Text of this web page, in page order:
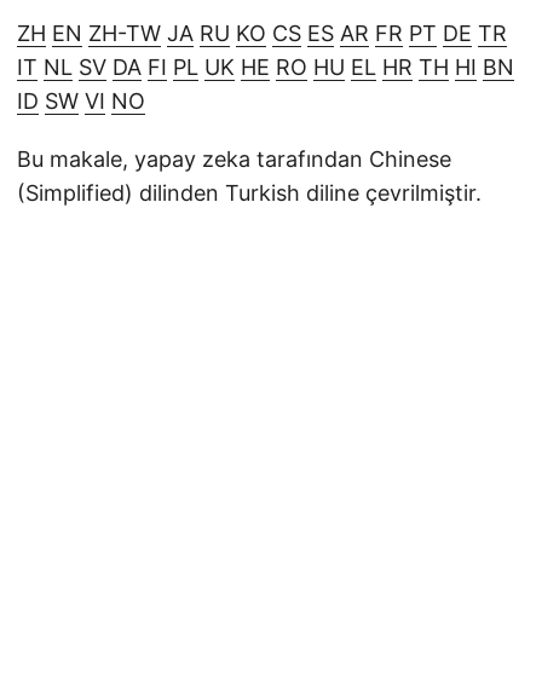
ZH EN ZH-TW JA RU KO CS ES AR FR PT DE TR
IT NL SV DA FI PL UK HE RO HU EL HR TH HI BN
ID SW VI NO
Bu makale, yapay zeka tarafından Chinese
(Simplified) dilinden Turkish diline çevrilmiştir.